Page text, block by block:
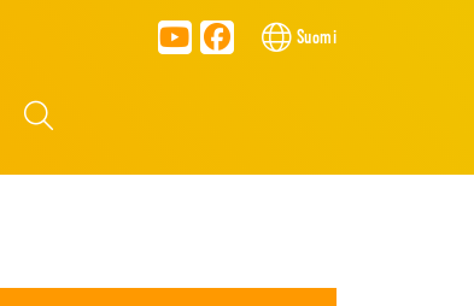
Suomi